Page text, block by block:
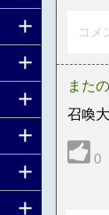
コメ
また
召喚
0